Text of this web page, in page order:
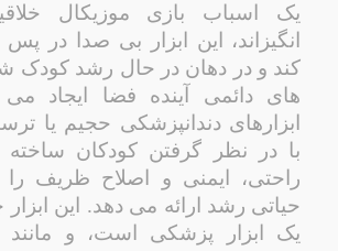
یک اسباب بازی موزیکال
انگیزاند، این ابزار بی صدا در
کند و در دهان در حال رشد کودک
های دائمی آینده فضا ایجاد
ابزارهای دندانپزشکی حجیم یا
با در نظر گرفتن کودکان
راحتی، ایمنی و اصلاح ظریف
حیاتی رشد ارائه می دهد. این ابزار
یک ابزار پزشکی است، و